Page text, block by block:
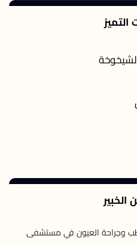
التميز
الخبير
وجراحة العيون في مستشفى